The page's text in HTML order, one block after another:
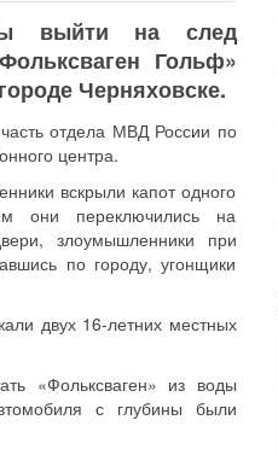
выйти на след
Гольф»
Черняховске.
отдела МВД России по
центра.
вскрыли капот одного
они переключились на
злоумышленники при
по городу, угонщики
двух 16-летних местных
«Фольксваген» из воды
с глубины были